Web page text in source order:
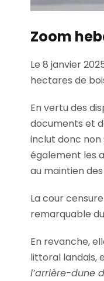
Zoom
Le 8 janvier
hectares de
En vertu des
documents et
inclut donc non
également les
au maintien
La cour
remarquable
En revanche,
littoral landais,
l’arrière-dune